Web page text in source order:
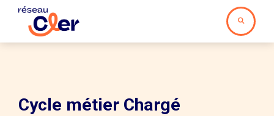
Cycle métier Chargé